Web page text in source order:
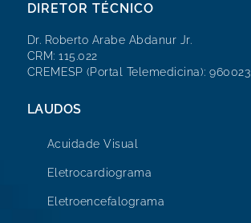
DIRETOR TÉCNICO
Dr. Roberto Arabe Abdanur Jr.
CRM: 115.022
CREMESP (Portal Telemedicina): 960023
LAUDOS
Acuidade Visual
Eletrocardiograma
Eletroencefalograma